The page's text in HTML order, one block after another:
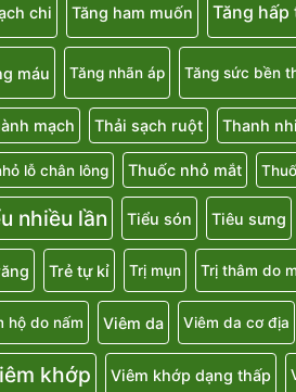
chi Tăng ham muốn Tăng hấp
máu Tăng nhãn áp Tăng sức bền
mạch Thải sạch ruột Thanh
lỗ chân lông Thuốc nhỏ mắt
nhiều lần Tiểu són Tiêu sưng
Trẻ tự kỉ Trị mụn Trị thâm do
hộ do nấm Viêm da Viêm da cơ địa
khớp Viêm khớp dạng thấp